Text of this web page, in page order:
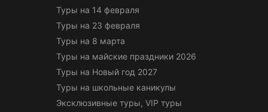
Туры на 14 февраля
Туры на 23 февраля
Туры на 8 марта
Туры на майские праздники 2026
Туры на Новый год 2027
Туры на школьные каникулы
Эксклюзивные туры, VIP туры